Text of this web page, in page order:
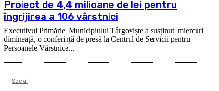
Proiect de 4,4 milioane de lei pentru
îngrijirea a 106 vârstnici
Executivul Primăriei Municipiului Târgoviște a susținut, miercuri
dimineață, o conferință de presă la Centrul de Servicii pentru
Persoanele Vârstnice...
Social